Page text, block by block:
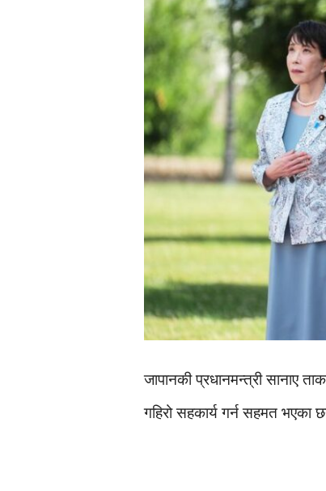
जापानकी प्रधानमन्त्री सानाए
गहिरो सहकार्य गर्न सहमत भएका